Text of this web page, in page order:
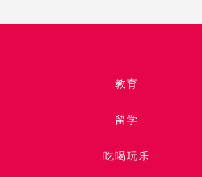
教育
留学
吃喝玩乐